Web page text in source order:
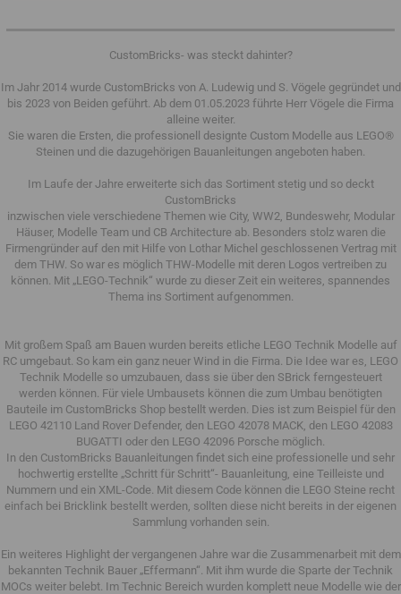
CustomBricks- was steckt dahinter?
Im Jahr 2014 wurde CustomBricks von A. Ludewig und S. Vögele gegründet und
bis 2023 von Beiden geführt. Ab dem 01.05.2023 führte Herr Vögele die Firma
alleine weiter.
Sie waren die Ersten, die professionell designte Custom Modelle aus LEGO®
Steinen und die dazugehörigen Bauanleitungen angeboten haben.
Im Laufe der Jahre erweiterte sich das Sortiment stetig und so deckt
CustomBricks
inzwischen viele verschiedene Themen wie City, WW2, Bundeswehr, Modular
Häuser, Modelle Team und CB Architecture ab. Besonders stolz waren die
Firmengründer auf den mit Hilfe von Lothar Michel geschlossenen Vertrag mit
dem THW. So war es möglich THW-Modelle mit deren Logos vertreiben zu
können. Mit „LEGO-Technik“ wurde zu dieser Zeit ein weiteres, spannendes
Thema ins Sortiment aufgenommen.
Mit großem Spaß am Bauen wurden bereits etliche LEGO Technik Modelle auf
RC umgebaut. So kam ein ganz neuer Wind in die Firma. Die Idee war es, LEGO
Technik Modelle so umzubauen, dass sie über den SBrick ferngesteuert
werden können. Für viele Umbausets können die zum Umbau benötigten
Bauteile im CustomBricks Shop bestellt werden. Dies ist zum Beispiel für den
LEGO 42110 Land Rover Defender, den LEGO 42078 MACK, den LEGO 42083
BUGATTI oder den LEGO 42096 Porsche möglich.
In den CustomBricks Bauanleitungen findet sich eine professionelle und sehr
hochwertig erstellte „Schritt für Schritt“- Bauanleitung, eine Teilleiste und
Nummern und ein XML-Code. Mit diesem Code können die LEGO Steine recht
einfach bei Bricklink bestellt werden, sollten diese nicht bereits in der eigenen
Sammlung vorhanden sein.
Ein weiteres Highlight der vergangenen Jahre war die Zusammenarbeit mit dem
bekannten Technik Bauer „Effermann“. Mit ihm wurde die Sparte der Technik
MOCs weiter belebt. Im Technic Bereich wurden komplett neue Modelle wie der